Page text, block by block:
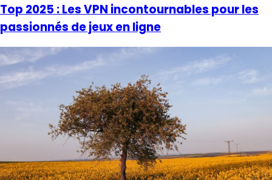
Top 2025 : Les VPN incontournables pour les
passionnés de jeux en ligne